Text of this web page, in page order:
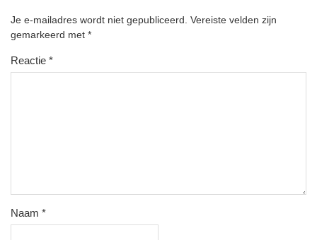
Je e-mailadres wordt niet gepubliceerd. Vereiste velden zijn
gemarkeerd met *
Reactie *
Naam *